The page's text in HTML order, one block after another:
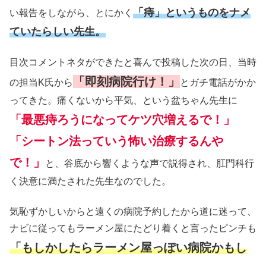
い報告をしながら、とにかく 「痔」というものをナメ
ていたらしい先生。
目次コメントネタができたと喜んで投稿した次の日、当時
の担当K氏から
「即刻病院行け！」
とガチ電話がかか
ってきた。痛くないから平気、という盆ちゃん先生に
「最悪痔ろうになってケツ穴増えるで！」
「シートン法っていう怖い治療するんや
で！」
と、谷底から響くような声で説得され、肛門科行
く決意に満たされた先生なのでした。
気恥ずかしいからと遠くの病院予約したから道に迷って、
ナビに従ってもラーメン屋にたどり着くと言ったピンチも
「もしかしたらラーメン屋っぽい病院かもし